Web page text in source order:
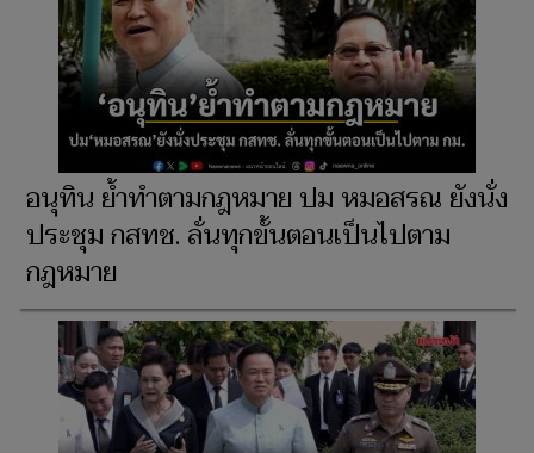
อนุทิน ย้ำทำตามกฎหมาย ปม หมอสรณ ยังนั่ง
ประชุม กสทช. ลั่นทุกขั้นตอนเป็นไปตาม
กฎหมาย